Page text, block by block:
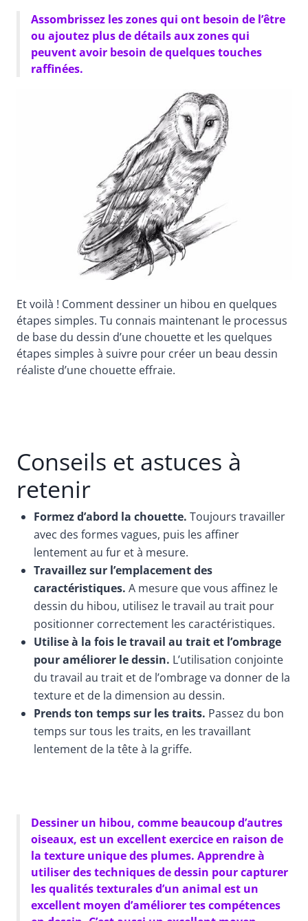
Assombrissez les zones qui ont besoin de l’être
ou ajoutez plus de détails aux zones qui
peuvent avoir besoin de quelques touches
raffinées.
Et voilà ! Comment dessiner un hibou en quelques
étapes simples. Tu connais maintenant le processus
de base du dessin d’une chouette et les quelques
étapes simples à suivre pour créer un beau dessin
réaliste d’une chouette effraie.
Conseils et astuces à
retenir
Formez d’abord la chouette. Toujours travailler
avec des formes vagues, puis les affiner
lentement au fur et à mesure.
Travaillez sur l’emplacement des
caractéristiques. A mesure que vous affinez le
dessin du hibou, utilisez le travail au trait pour
positionner correctement les caractéristiques.
Utilise à la fois le travail au trait et l’ombrage
pour améliorer le dessin. L’utilisation conjointe
du travail au trait et de l’ombrage va donner de la
texture et de la dimension au dessin.
Prends ton temps sur les traits. Passez du bon
temps sur tous les traits, en les travaillant
lentement de la tête à la griffe.
Dessiner un hibou, comme beaucoup d’autres
oiseaux, est un excellent exercice en raison de
la texture unique des plumes. Apprendre à
utiliser des techniques de dessin pour capturer
les qualités texturales d’un animal est un
excellent moyen d’améliorer tes compétences